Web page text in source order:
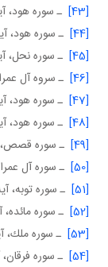
[43]
ـ سوره هود،
[44]
ـ سوره هود، آيه
[45]
ـ سوره نحل، آيه
[46]
ـ سروه آل
[47]
ـ سوره هود،
[48]
ـ سوره هود، آيه
[49]
ـ سوره قصص،
[50]
ـ سوره آل
[51]
ـ سوره توبه، آيه
[52]
ـ سوره مائده، آيه
[53]
ـ سوره ملك،
[54]
ـ سوره فرقان،